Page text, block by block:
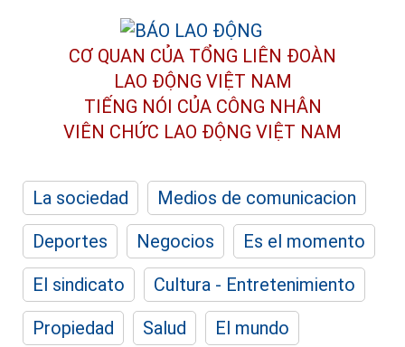
CƠ QUAN CỦA TỔNG LIÊN ĐOÀN
LAO ĐỘNG VIỆT NAM
TIẾNG NÓI CỦA CÔNG NHÂN
VIÊN CHỨC LAO ĐỘNG VIỆT NAM
La sociedad
Medios de comunicacion
Deportes
Negocios
Es el momento
El sindicato
Cultura - Entretenimiento
Propiedad
Salud
El mundo